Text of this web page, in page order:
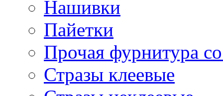
Нашивки
Пайетки
Прочая фурнитура
Стразы клеевые